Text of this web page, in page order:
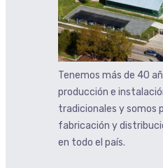
Tenemos más de 40
producción e
tradicionales y somos
fabricación y
en todo el país.